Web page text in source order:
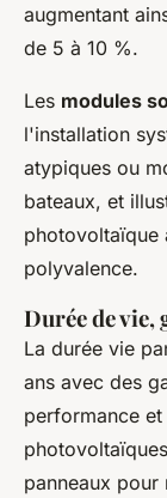
augmentant
de 5 à 10 %.
Les modules
l'installation
atypiques ou
bateaux, et
photovoltaïque
polyvalence.
Durée de vie,
La durée vie
ans avec des
performance et
panneaux pour